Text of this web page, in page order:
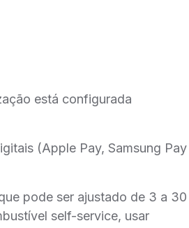
está configurada
(Apple Pay, Samsung
pode ser ajustado de 3 a 30
self-service, usar